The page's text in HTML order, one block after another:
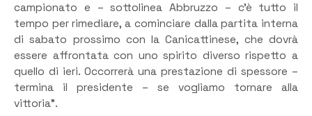
campionato e – sottolinea Abbruzzo – c’è tutto il
tempo per rimediare, a cominciare dalla partita interna
di sabato prossimo con la Canicattinese, che dovrà
essere affrontata con uno spirito diverso rispetto a
quello di ieri. Occorrerà una prestazione di spessore –
termina il presidente – se vogliamo tornare alla
vittoria”.